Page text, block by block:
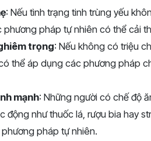
: Nếu tình trạng tinh trùng yếu
pháp tự nhiên có thể cải
trọng: Nếu không có triệu
thể áp dụng các phương pháp
mạnh: Những người có chế độ
động như thuốc lá, rượu bia hay
pháp tự nhiên.